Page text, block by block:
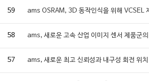
59 ams OSRAM, 3D 동작인식을 위해 VCSEL
58 ams, 새로운 고속 산업 이미지 센서 제품군
57 ams, 새로운 최고 신뢰성과 내구성 회전 위